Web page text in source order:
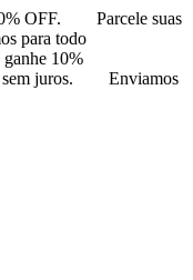
OFF.
Parcele suas
para todo
10%
juros.
Enviamos